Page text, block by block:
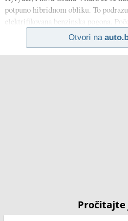
potpuno hibridnom obliku. To
elektrifikovana benzinska pogona.
Otvori na
Pročitajte